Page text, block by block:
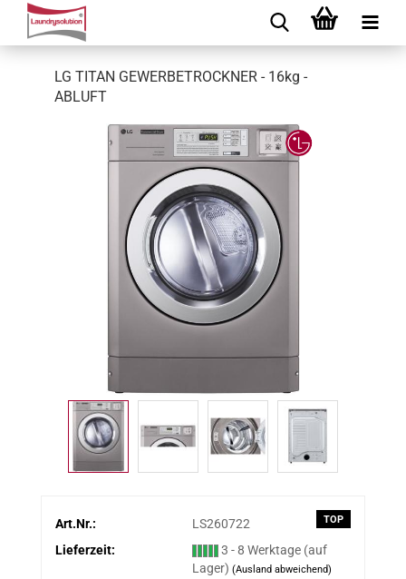
LG TITAN GEWERBETROCKNER - 16kg -
ABLUFT
TOP
Art.Nr.:
LS260722
Lieferzeit:
3 - 8 Werktage (auf
Lager) (Ausland abweichend)